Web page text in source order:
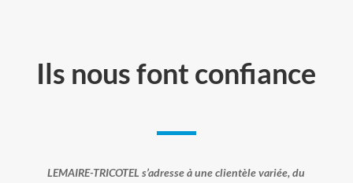
Ils nous font confiance
LEMAIRE-TRICOTEL s’adresse à une clientèle variée, du